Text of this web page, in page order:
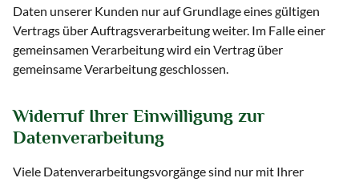
Daten unserer Kunden nur auf Grundlage eines gültigen
Vertrags über Auftragsverarbeitung weiter. Im Falle einer
gemeinsamen Verarbeitung wird ein Vertrag über
gemeinsame Verarbeitung geschlossen.
Widerruf Ihrer Einwilligung zur
Datenverarbeitung
Viele Datenverarbeitungsvorgänge sind nur mit Ihrer